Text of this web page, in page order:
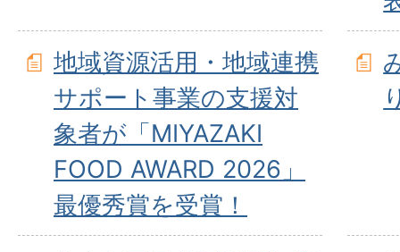
地域資源活用・地域連携
サポート事業の支援対
象者が「MIYAZAKI
FOOD AWARD 2026」
最優秀賞を受賞！